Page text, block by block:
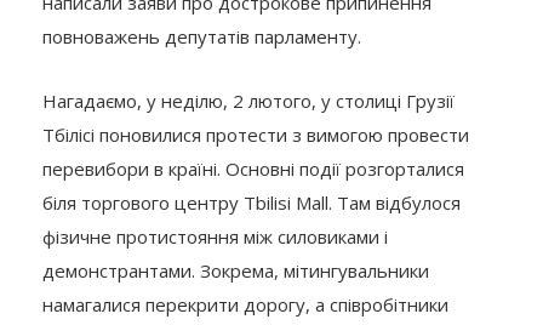
повноважень депутатів парламенту.
Нагадаємо, у неділю, 2 лютого, у столиці Грузії
Тбілісі поновилися протести з вимогою провести
перевибори в країні. Основні події розгорталися
біля торгового центру Tbilisi Mall. Там відбулося
фізичне протистояння між силовиками і
демонстрантами. Зокрема, мітингувальники
намагалися перекрити дорогу, а співробітники